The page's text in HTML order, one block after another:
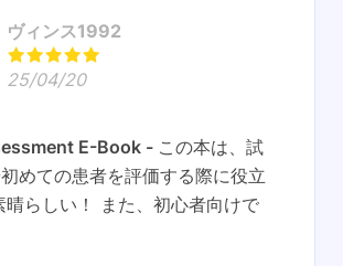
ヴィンス1992
25/04/20
E-Book
この本は、試
めての患者を評価する際に役立
晴らしい！ また、初心者向けで